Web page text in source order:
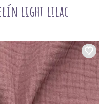
light lilac